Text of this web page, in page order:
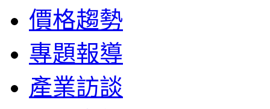
價格趨勢
專題報導
產業訪談